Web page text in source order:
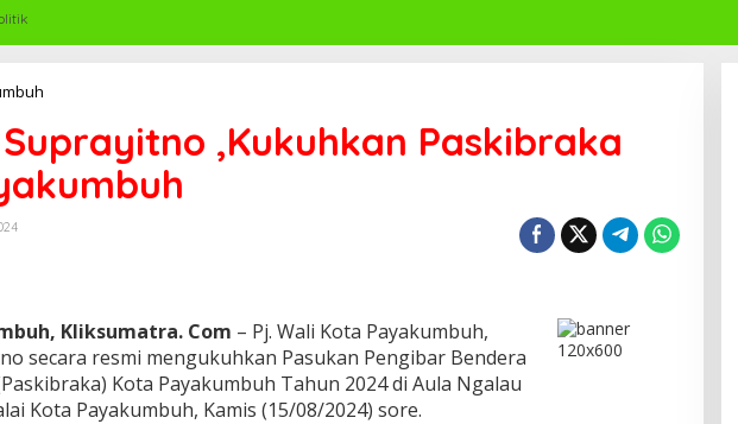
.
W
a
k
a
y
i
t
n
,Kukuhkan Paskibraka
Kliksumatra. Com – Pj. Wali Kota Payakumbuh,
secara resmi mengukuhkan Pasukan Pengibar Bendera
Kota Payakumbuh Tahun 2024 di Aula Ngalau
Kota Payakumbuh, Kamis (15/08/2024) sore.